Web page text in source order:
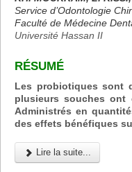
Service d’Odontologie
Faculté de Médecine
Université Hassan II
RÉSUMÉ
Les probiotiques sont
plusieurs souches ont
Administrés en
des effets bénéfiques
Lire la suite...